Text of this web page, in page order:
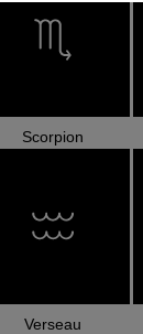
Scorpion
Verseau